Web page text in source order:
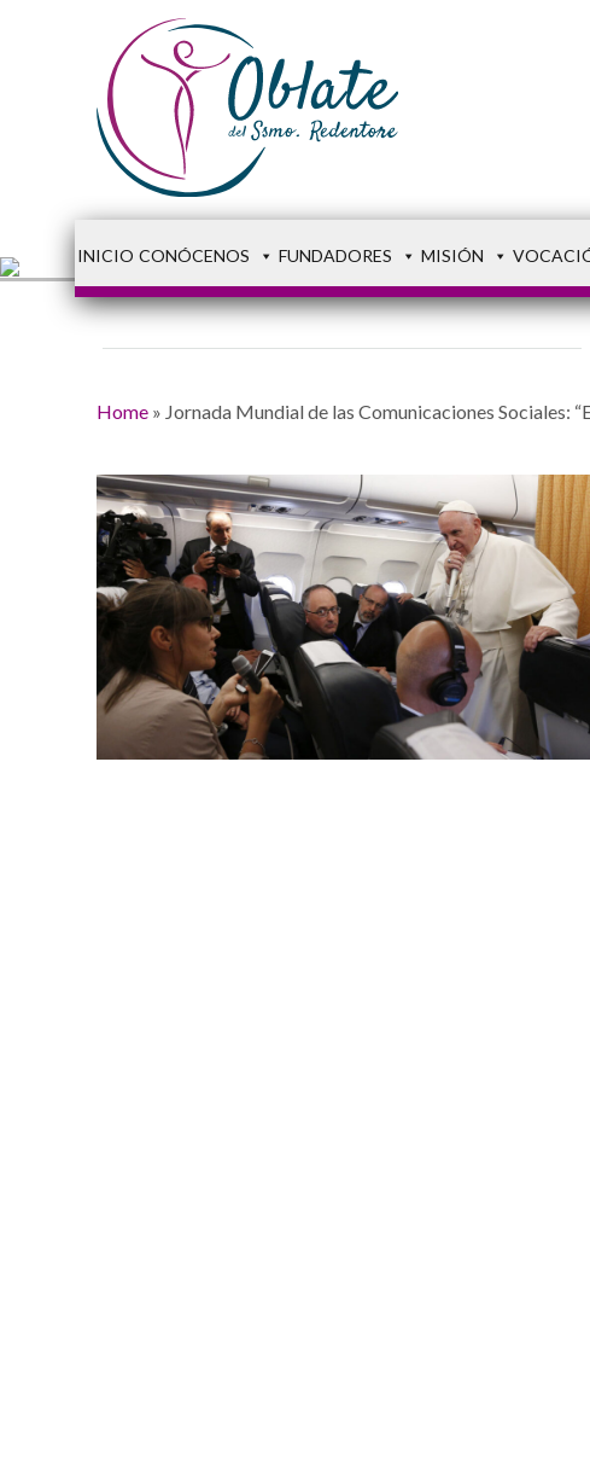
INICIO CONÓCENOS FUNDADORES MISIÓN
Home» Jornada Mundial de las Comunicaciones Sociales: